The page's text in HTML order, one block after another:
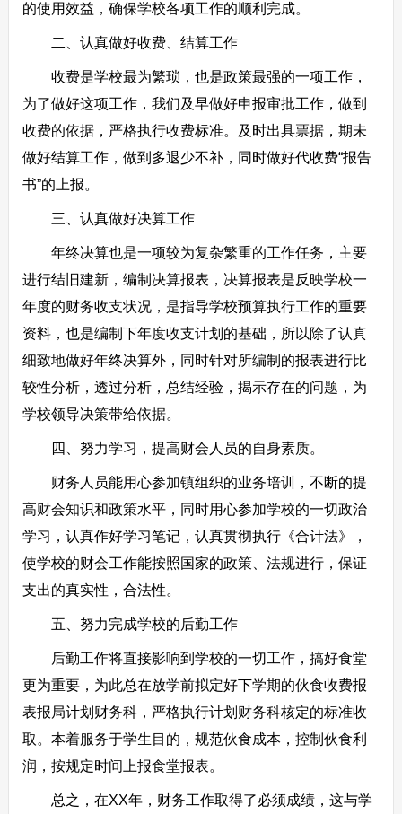
的使用效益，确保学校各项工作的顺利完成。
二、认真做好收费、结算工作
收费是学校最为繁琐，也是政策最强的一项工作，
为了做好这项工作，我们及早做好申报审批工作，做到
收费的依据，严格执行收费标准。及时出具票据，期未
做好结算工作，做到多退少不补，同时做好代收费“报告
书”的上报。
三、认真做好决算工作
年终决算也是一项较为复杂繁重的工作任务，主要
进行结旧建新，编制决算报表，决算报表是反映学校一
年度的财务收支状况，是指导学校预算执行工作的重要
资料，也是编制下年度收支计划的基础，所以除了认真
细致地做好年终决算外，同时针对所编制的报表进行比
较性分析，透过分析，总结经验，揭示存在的问题，为
学校领导决策带给依据。
四、努力学习，提高财会人员的自身素质。
财务人员能用心参加镇组织的业务培训，不断的提
高财会知识和政策水平，同时用心参加学校的一切政治
学习，认真作好学习笔记，认真贯彻执行《合计法》，
使学校的财会工作能按照国家的政策、法规进行，保证
支出的真实性，合法性。
五、努力完成学校的后勤工作
后勤工作将直接影响到学校的一切工作，搞好食堂
更为重要，为此总在放学前拟定好下学期的伙食收费报
表报局计划财务科，严格执行计划财务科核定的标准收
取。本着服务于学生目的，规范伙食成本，控制伙食利
润，按规定时间上报食堂报表。
总之，在XX年，财务工作取得了必须成绩，这与学